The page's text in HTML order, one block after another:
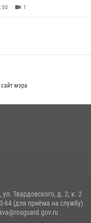
1
матча в Москве
(видео)
(виео)
подготовки
мэра
Твардовского, д. 2, к. 2
64 (для приёма на службу)